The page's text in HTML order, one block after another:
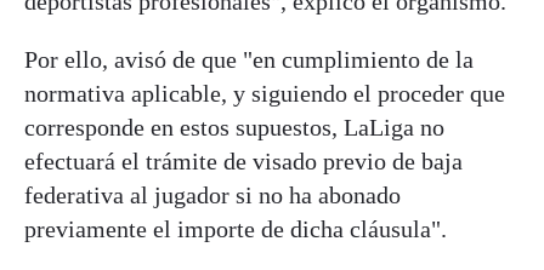
Por ello, avisó de que "en cumplimiento de la
normativa aplicable, y siguiendo el proceder que
corresponde en estos supuestos, LaLiga no
efectuará el trámite de visado previo de baja
federativa al jugador si no ha abonado
previamente el importe de dicha cláusula".